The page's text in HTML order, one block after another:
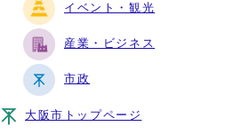
イベント・観光
産業・ビジネス
市政
大阪市トップページ